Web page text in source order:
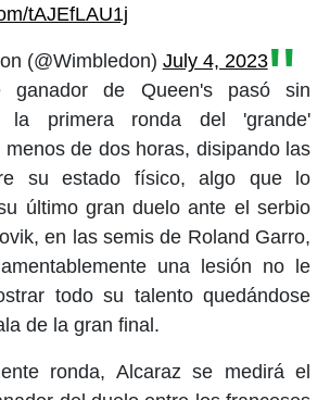
tAJEfLAU1j
(@Wimbledon) July 4, 2023
ganador de Queen's pasó sin
la primera ronda del 'grande'
menos de dos horas, disipando las
su estado físico, algo que lo
último gran duelo ante el serbio
en las semis de Roland Garro,
una lesión no le
todo su talento quedándose
de la gran final.
ronda, Alcaraz se medirá el